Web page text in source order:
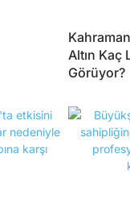
Altın Kaç
Görüyor?